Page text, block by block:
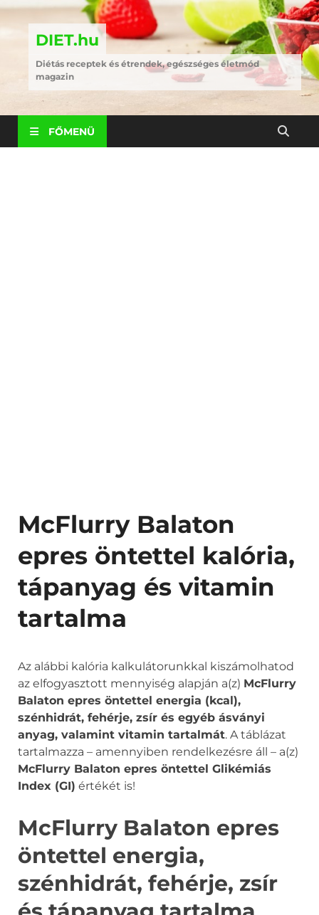
DIET.hu
Diétás receptek és étrendek, egészséges életmód
magazin
FŐMENÜ
McFlurry Balaton
epres öntettel kalória,
tápanyag és vitamin
tartalma
Az alábbi kalória kalkulátorunkkal kiszámolhatod
az elfogyasztott mennyiség alapján a(z) McFlurry
Balaton epres öntettel energia (kcal),
szénhidrát, fehérje, zsír és egyéb ásványi
anyag, valamint vitamin tartalmát. A táblázat
tartalmazza – amennyiben rendelkezésre áll – a(z)
McFlurry Balaton epres öntettel Glikémiás
Index (GI) értékét is!
McFlurry Balaton epres
öntettel energia,
szénhidrát, fehérje, zsír